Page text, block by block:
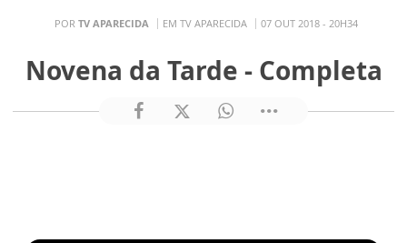
POR TV APARECIDA EM TV APARECIDA 07 OUT 2018 - 20H34
Novena da Tarde - Completa